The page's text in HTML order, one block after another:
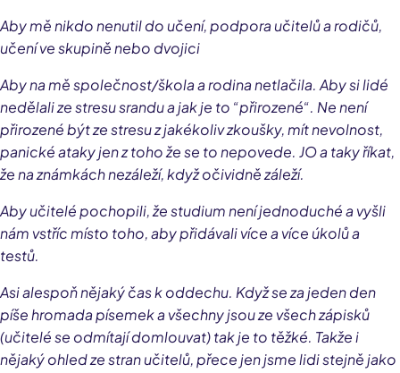
Aby mě nikdo nenutil do učení, podpora učitelů a rodičů,
učení ve skupině nebo dvojici
Aby na mě společnost/škola a rodina netlačila. Aby si lidé
nedělali ze stresu srandu a jak je to “přirozené“. Ne není
přirozené být ze stresu z jakékoliv zkoušky, mít nevolnost,
panické ataky jen z toho že se to nepovede. JO a taky říkat,
že na známkách nezáleží, když očividně záleží.
Aby učitelé pochopili, že studium není jednoduché a vyšli
nám vstříc místo toho, aby přidávali více a více úkolů a
testů.
Asi alespoň nějaký čas k oddechu. Když se za jeden den
píše hromada písemek a všechny jsou ze všech zápisků
(učitelé se odmítají domlouvat) tak je to těžké. Takže i
nějaký ohled ze stran učitelů, přece jen jsme lidi stejně jako